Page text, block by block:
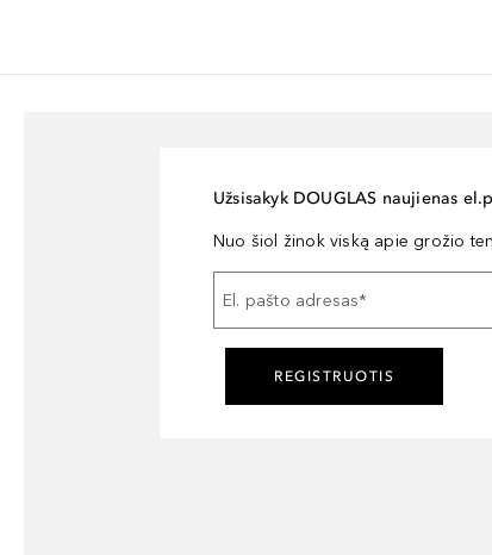
Užsisakyk DOUGLAS naujienas
Nuo šiol žinok viską apie grožio
El. pašto adresas*
REGISTRUOTIS